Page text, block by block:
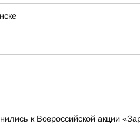
к Всероссийской акции